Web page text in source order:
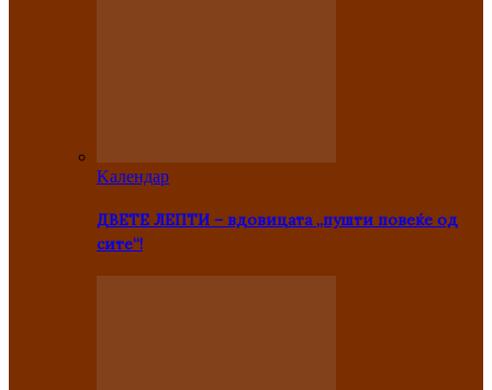
Kалендар
ДВЕТЕ ЛЕПТИ – вдовицата „пушти повеќе од
сите“!